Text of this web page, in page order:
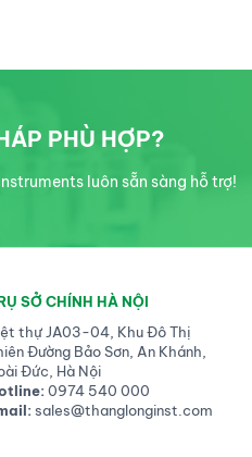
PHÙ HỢP?
luôn sẵn sàng hỗ trợ!
SỞ CHÍNH HÀ NỘI
thự JA03-04, Khu Đô Thị
Đường Bảo Sơn, An Khánh,
Đức, Hà Nội
0974 540 000
sales@thanglonginst.com